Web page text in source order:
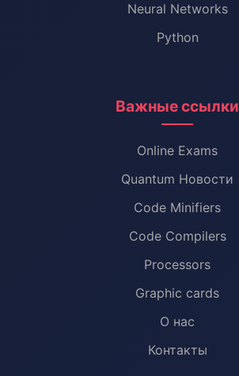
Neural Networks
Python
Важные ссылки
Online Exams
Quantum Новости
Code Minifiers
Code Compilers
Processors
Graphic cards
О нас
Контакты